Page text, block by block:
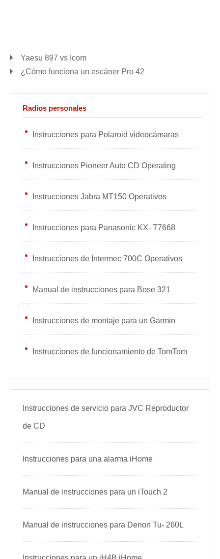
Yaesu 897 vs Icom
¿Cómo funciona un escáner Pro 42
Radios personales
Instrucciones para Polaroid videocámaras
Instrucciones Pioneer Auto CD Operating
Instrucciones Jabra MT150 Operativos
Instrucciones para Panasonic KX- T7668
Instrucciones de Intermec 700C Operativos
Manual de instrucciones para Bose 321
Instrucciones de montaje para un Garmin
Instrucciones de funcionamiento de TomTom
Instrucciones de servicio para JVC Reproductor
de CD
Instrucciones para una alarma iHome
Manual de instrucciones para un iTouch 2
Manual de instrucciones para Denon Tu- 260L